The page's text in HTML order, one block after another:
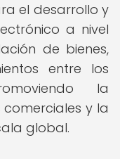
el desarrollo y
a nivel
de bienes,
entre los
la
y la
global.